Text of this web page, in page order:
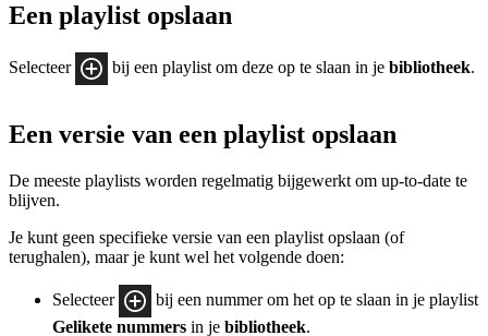
Een playlist opslaan
Selecteer bij een playlist om deze op te slaan in je bibliotheek.
Een versie van een playlist opslaan
De meeste playlists worden regelmatig bijgewerkt om up-to-date te
blijven.
Je kunt geen specifieke versie van een playlist opslaan (of
terughalen), maar je kunt wel het volgende doen:
Selecteer
bij een nummer om het op te slaan in je playlist
Gelikete nummers in je bibliotheek.